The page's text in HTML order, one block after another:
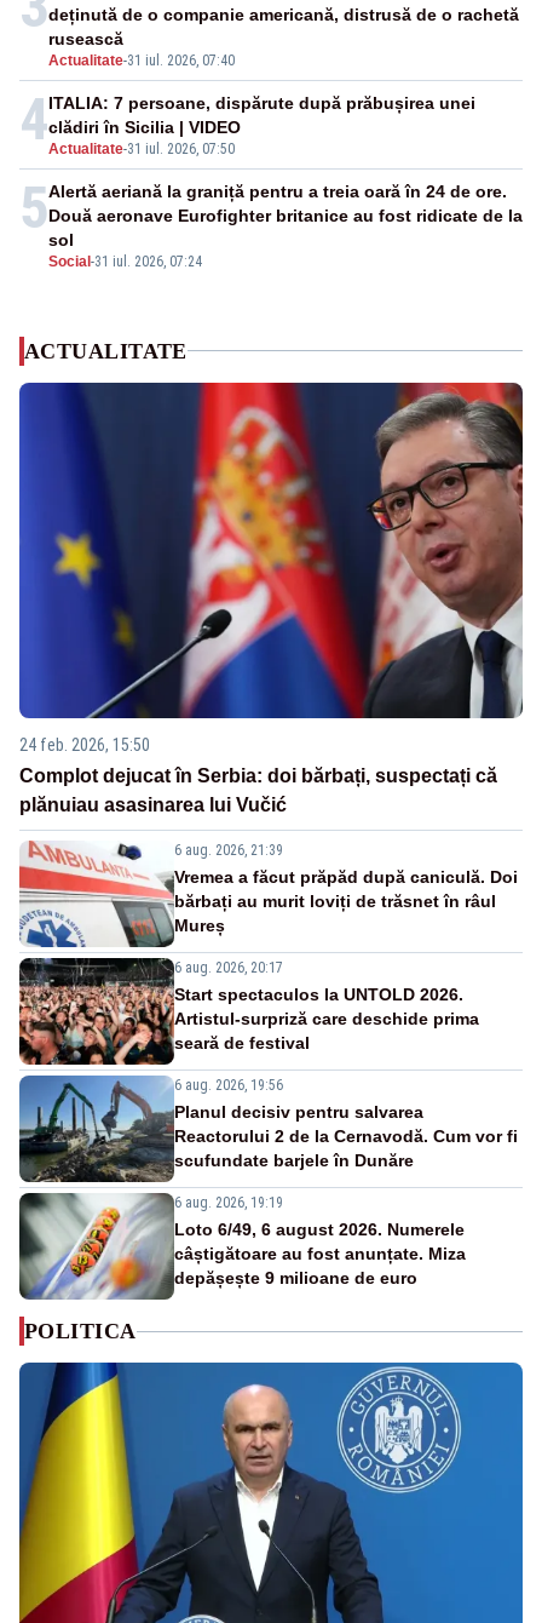
Actualitate-31 iul. 2026, 07:40
deținută de o companie americană, distrusă de o rachetă
rusească
4Actualitate-31 iul. 2026, 07:50
ITALIA: 7 persoane, dispărute după prăbușirea unei
clădiri în Sicilia | VIDEO
5
Social-31 iul. 2026, 07:24
Alertă aeriană la graniță pentru a treia oară în 24 de ore.
Două aeronave Eurofighter britanice au fost ridicate de la
sol
ACTUALITATE
24 feb. 2026, 15:50
Complot dejucat în Serbia: doi bărbați, suspectați că
plănuiau asasinarea lui Vučić
6 aug. 2026, 21:39
Vremea a făcut prăpăd după caniculă. Doi
bărbați au murit loviți de trăsnet în râul
Mureș
6 aug. 2026, 20:17
Start spectaculos la UNTOLD 2026.
Artistul-surpriză care deschide prima
seară de festival
6 aug. 2026, 19:56
Planul decisiv pentru salvarea
Reactorului 2 de la Cernavodă. Cum vor fi
scufundate barjele în Dunăre
6 aug. 2026, 19:19
Loto 6/49, 6 august 2026. Numerele
câștigătoare au fost anunțate. Miza
depășește 9 milioane de euro
POLITICA